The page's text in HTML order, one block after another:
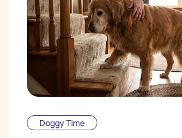
Doggy Time